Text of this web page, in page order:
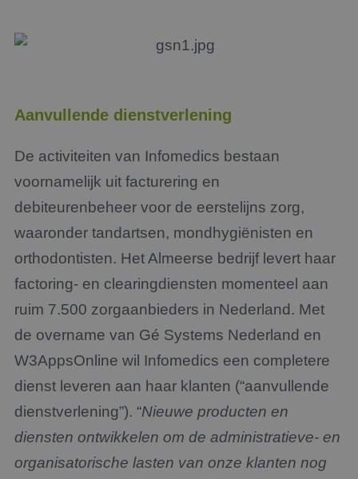
Aanvullende dienstverlening
De activiteiten van Infomedics bestaan
voornamelijk uit facturering en
debiteurenbeheer voor de eerstelijns zorg,
waaronder tandartsen, mondhygiënisten en
orthodontisten. Het Almeerse bedrijf levert haar
factoring- en clearingdiensten momenteel aan
ruim 7.500 zorgaanbieders in Nederland. Met
de overname van Gé Systems Nederland en
W3AppsOnline wil Infomedics een completere
dienst leveren aan haar klanten (“aanvullende
dienstverlening”). “Nieuwe producten en
diensten ontwikkelen om de administratieve- en
organisatorische lasten van onze klanten nog